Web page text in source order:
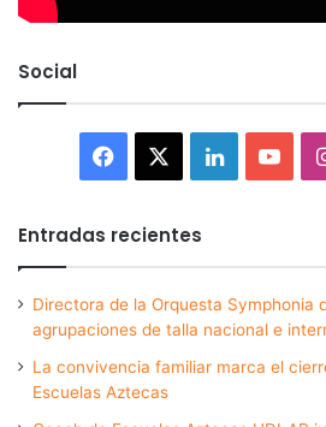
Social
Facebook LinkedIn
Entradas recientes
Directora de la Orquesta Symphonia
agrupaciones de talla nacional e
La convivencia familiar marca el
Escuelas Aztecas